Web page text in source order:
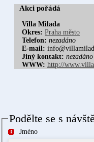
Akci pořádá
Villa Milada
Okres: Praha město
Telefon: nezadáno
E-mail:
Jiný kontakt: nezadáno
WWW: http://
Podělte se s
Jméno